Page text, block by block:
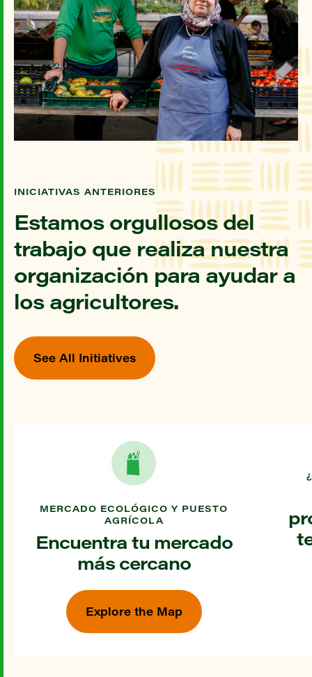
INICIATIVAS ANTERIORES
Estamos orgullosos del
trabajo que realiza nuestra
organización para ayudar a
los agricultores.
See All Initiatives
MERCADO ECOLÓGICO Y PUESTO
AGRÍCOLA
Encuentra tu mercado
más cercano
Explore the Map